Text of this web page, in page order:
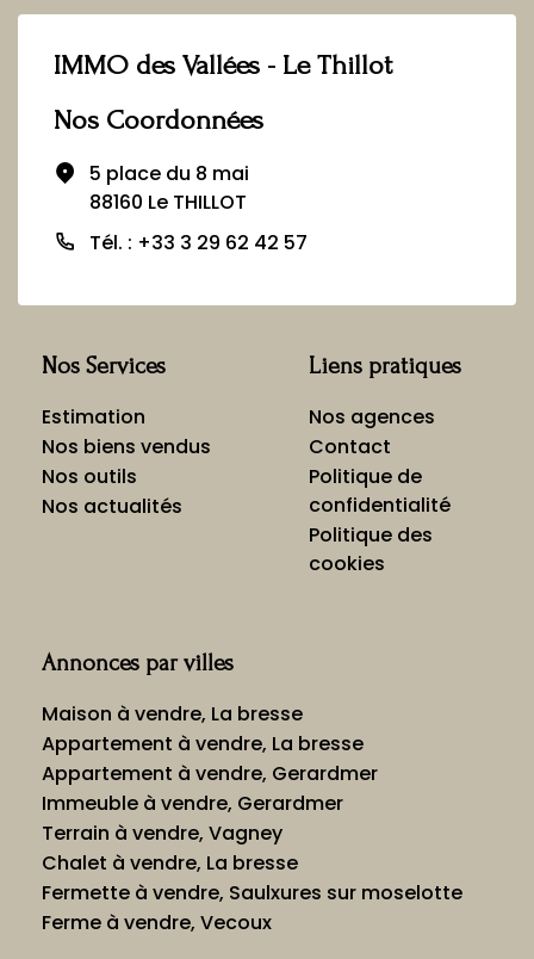
IMMO des Vallées - Le Thillot
Nos Coordonnées
5 place du 8 mai
88160 Le THILLOT
Tél. : +33 3 29 62 42 57
Nos Services
Estimation
Nos biens vendus
Nos outils
Nos actualités
Liens pratiques
Nos agences
Contact
Politique de
confidentialité
Politique des
cookies
Annonces par villes
Maison à vendre, La bresse
Appartement à vendre, La bresse
Appartement à vendre, Gerardmer
Immeuble à vendre, Gerardmer
Terrain à vendre, Vagney
Chalet à vendre, La bresse
Fermette à vendre, Saulxures sur moselotte
Ferme à vendre, Vecoux